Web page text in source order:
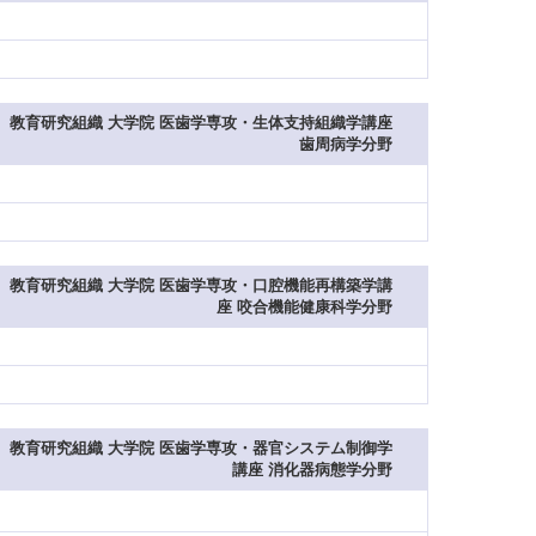
教育研究組織 大学院 医歯学専攻・生体支持組織学講座
歯周病学分野
教育研究組織 大学院 医歯学専攻・口腔機能再構築学講
座 咬合機能健康科学分野
教育研究組織 大学院 医歯学専攻・器官システム制御学
講座 消化器病態学分野